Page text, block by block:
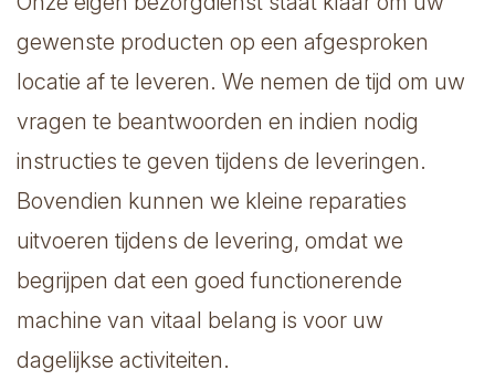
gewenste producten op een afgesproken
locatie af te leveren. We nemen de tijd om uw
vragen te beantwoorden en indien nodig
instructies te geven tijdens de leveringen.
Bovendien kunnen we kleine reparaties
uitvoeren tijdens de levering, omdat we
begrijpen dat een goed functionerende
machine van vitaal belang is voor uw
dagelijkse activiteiten.